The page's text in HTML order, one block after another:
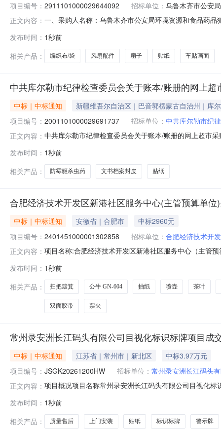
项目编号： 2911101000029644092 招标单位： 乌鲁木齐市公安
正文内容： 一、采购人名称：乌鲁木齐市公安局环境资源和食品药
采购项目编号：2911101000029644092五、合同编号
帆布袋
发布时间： 1秒前
相关产品：
编织布/袋 风扇配件 扇子 贴纸 车贴画面
中共库尔勒市纪律检查委员会关于账本/账册的网上超
中标｜中标通知
新疆维吾尔自治区｜巴音郭楞蒙古自治州｜库
项目编号： 2001101000029691737 招标单位： 中共库尔勒市纪
正文内容： 中共库尔勒市纪律检查委员会关于账本/账册的网上超市
区划编码:652801项目所在行政区划名称:新疆维吾尔自
发布时间： 1秒前
相关产品：
防霉驱杀虫药 文书档案封皮 贴纸
合肥经济技术开发区新港社区服务中心(主管预算单
中标｜中标通知 安徽省｜合肥市
中标2960元
项目编号： 2401451000001302858 招标单位： 合肥经济技术开
正文内容： 项目名称:合肥经济技术开发区新港社区服务中心（主管
划信息:二、采购单位信息采购单位名称:合肥经济技术
发布时间： 1秒前
相关产品：
扫把簸箕 公牛 GN-604 抽纸 喷壶 茶叶
双面胶带 票夹
常州录安洲长江码头有限公司目视化标识标牌项目成
中标｜中标通知 江苏省｜常州市｜新北区
中标3.97万元
项目编号： JSGK20261200HW 招标单位： 常州录安洲长江码头
正文内容： 项目概况项目名称常州录安洲长江码头有限公司目视化
15049520137标段名称：常州录安洲长江码头有限公司
价(元)/费率397
发布时间： 1秒前
相关产品：
质量售后 上门安装 贴纸 标识标牌 警示牌